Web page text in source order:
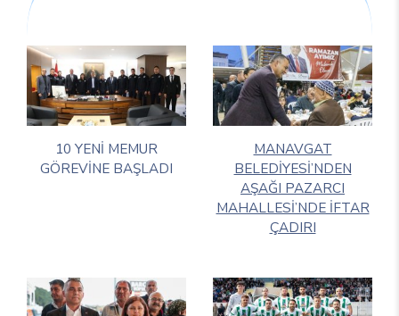
10 YENİ MEMUR
GÖREVİNE BAŞLADI
MANAVGAT
BELEDİYESİ’NDEN
AŞAĞI PAZARCI
MAHALLESİ’NDE İFTAR
ÇADIRI